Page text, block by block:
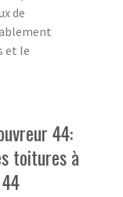
de
et le
44:
toitures à